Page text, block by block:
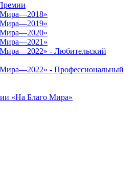
- Любительский
- Профессиональный
«На Благо Мира»